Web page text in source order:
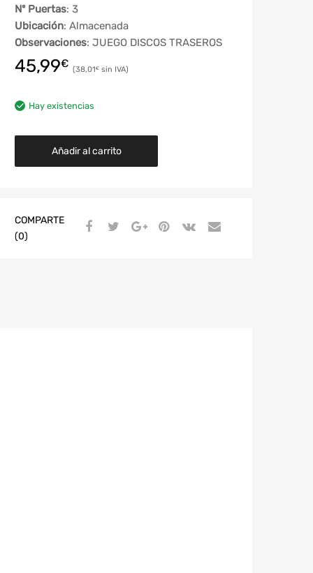
Nº Puertas: 3
Ubicación: Almacenada
Observaciones: JUEGO DISCOS TRASEROS
45,99€ 38,01€
Hay existencias
Añadir al carrito
COMPARTE
(0)